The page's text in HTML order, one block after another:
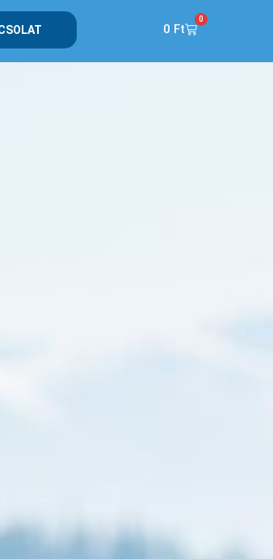
0 Ft
0